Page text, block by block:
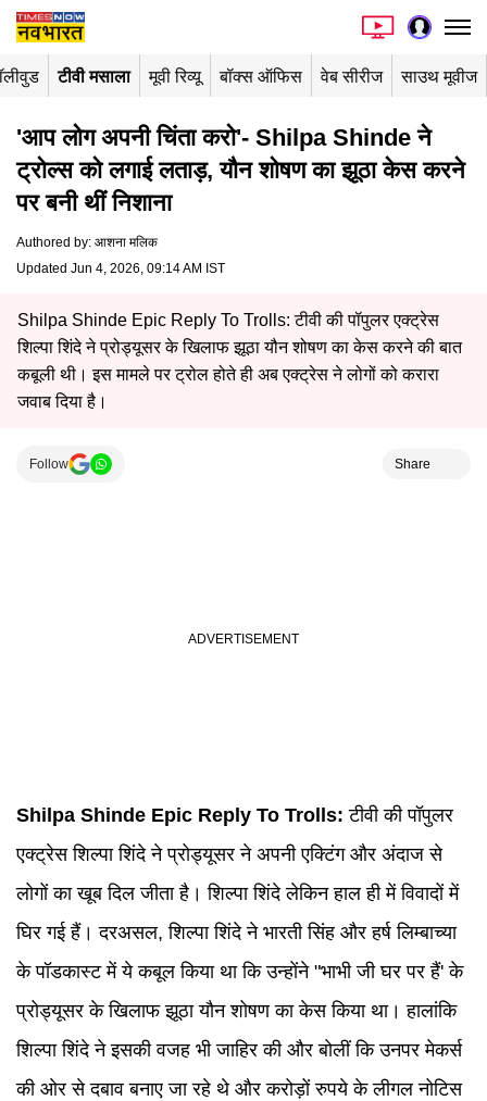
टीवी मसाला मूवी रिव्यू बॉक्स ऑफिस वेब सीरीज साउथ मूवीज
'आप लोग अपनी चिंता करो'- Shilpa Shinde ने
ट्रोल्स को लगाई लताड़, यौन शोषण का झूठा केस करने
पर बनी थीं निशाना
Authored by: आशना मलिक
Updated Jun 4, 2026, 09:14 AM IST
Shilpa Shinde Epic Reply To Trolls: टीवी की पॉपुलर एक्ट्रेस
शिल्पा शिंदे ने प्रोड्यूसर के खिलाफ झूठा यौन शोषण का केस करने की बात
कबूली थी। इस मामले पर ट्रोल होते ही अब एक्ट्रेस ने लोगों को करारा
जवाब दिया है।
Follow Share
Shilpa Shinde Epic Reply To Trolls:टीवी की पॉपुलर
एक्ट्रेस शिल्पा शिंदे ने प्रोड्यूसर ने अपनी एक्टिंग और अंदाज से
लोगों का खूब दिल जीता है। शिल्पा शिंदे लेकिन हाल ही में विवादों में
घिर गई हैं। दरअसल, शिल्पा शिंदे ने भारती सिंह और हर्ष लिम्बाच्या
के पॉडकास्ट में ये कबूल किया था कि उन्होंने "भाभी जी घर पर हैं' के
प्रोड्यूसर के खिलाफ झूठा यौन शोषण का केस किया था। हालांकि
शिल्पा शिंदे ने इसकी वजह भी जाहिर की और बोलीं कि उनपर मेकर्स
की ओर से दबाव बनाए जा रहे थे और करोड़ों रुपये के लीगल नोटिस